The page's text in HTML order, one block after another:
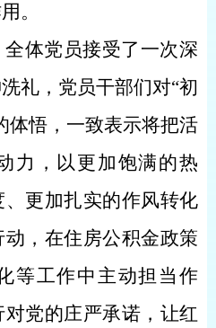
。
体党员接受了一次深
礼，党员干部们对“初
体悟，一致表示将把活
力，以更加饱满的热
更加扎实的作风转化
，在住房公积金政策
等工作中主动担当作
对党的庄严承诺，让红